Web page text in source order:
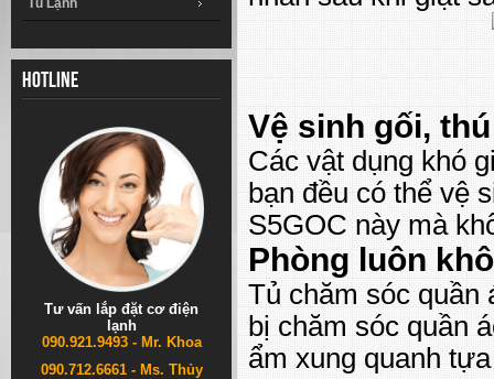
Tủ Lạnh
Hotline
Tư vấn lắp đặt cơ điện
lạnh
090.921.9493 - Mr. Khoa
090.712.6661 - Ms. Thủy
Vệ sinh gối,
Các vật dụng khó
bạn đều có thể vệ
S5GOC này mà
Phòng luôn
Tủ chăm sóc quần
bị chăm sóc quần
ẩm xung quanh